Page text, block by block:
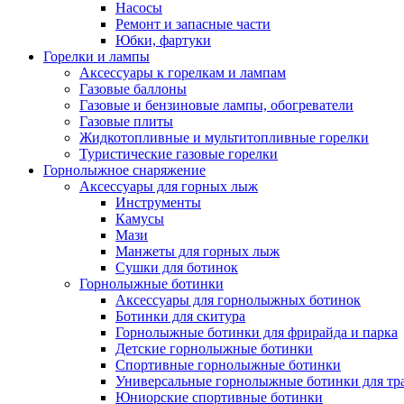
Насосы
Ремонт и запасные части
Юбки, фартуки
Горелки и лампы
Аксессуары к горелкам и лампам
Газовые баллоны
Газовые и бензиновые лампы, обогреватели
Газовые плиты
Жидкотопливные и мультитопливные горелки
Туристические газовые горелки
Горнолыжное снаряжение
Аксессуары для горных лыж
Инструменты
Камусы
Мази
Манжеты для горных лыж
Сушки для ботинок
Горнолыжные ботинки
Аксессуары для горнолыжных ботинок
Ботинки для скитура
Горнолыжные ботинки для фрирайда и парка
Детские горнолыжные ботинки
Спортивные горнолыжные ботинки
Универсальные горнолыжные ботинки для
Юниорские спортивные ботинки